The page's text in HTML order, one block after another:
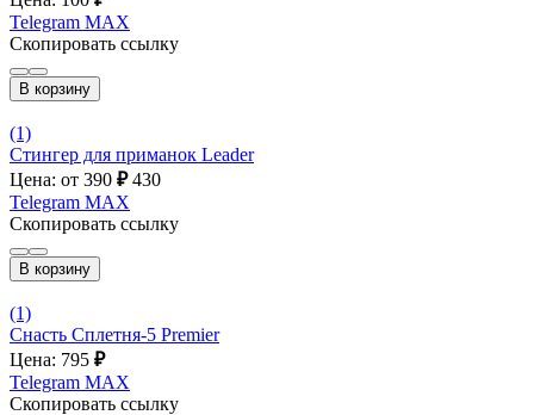
Telegram MAX
Скопировать ссылку
В корзину
(1)
Стингер для приманок Leader
Цена: от 390 ₽ 430
Telegram MAX
Скопировать ссылку
В корзину
(1)
Снасть Сплетня-5 Premier
Цена: 795 ₽
Telegram MAX
Скопировать ссылку